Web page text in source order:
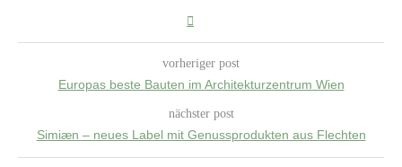
vorheriger post
Europas beste Bauten im Architekturzentrum Wien
nächster post
Simiæn – neues Label mit Genussprodukten aus Flechten